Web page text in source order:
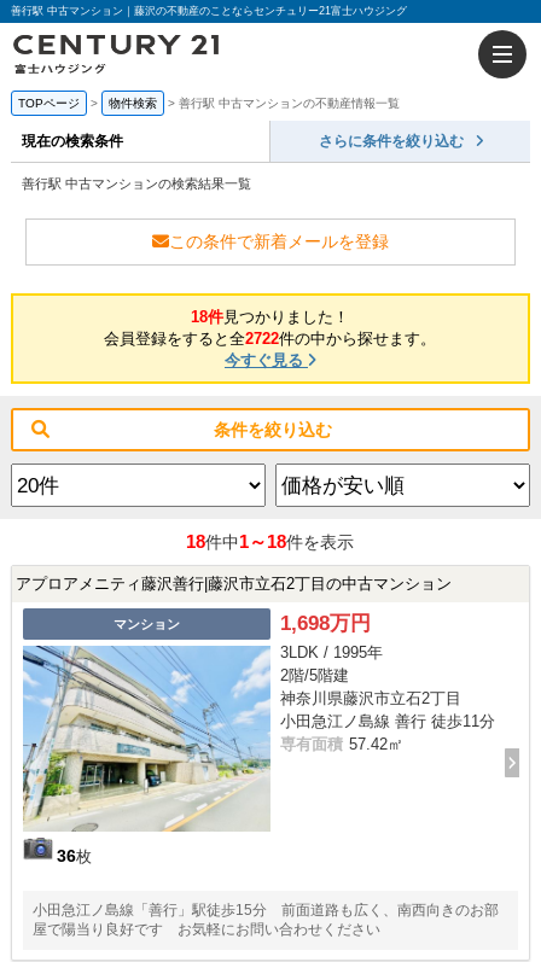
善行駅 中古マンション｜藤沢の不動産のことならセンチュリー21富士ハウジング
TOPページ 物件検索 善行駅 中古マンションの不動産情報一覧
現在の検索条件 さらに条件を絞り込む
善行駅 中古マンションの検索結果一覧
この条件で新着メールを登録
18件見つかりました！
会員登録をすると全2722件の中から探せます。
今すぐ見る
条件を絞り込む
18件中1～18件を表示
アプロアメニティ藤沢善行|藤沢市立石2丁目の中古マンション
マンション
36枚
1,698万円
3LDK / 1995年
2階/5階建
神奈川県藤沢市立石2丁目
小田急江ノ島線 善行 徒歩11分
専有面積 57.42㎡
小田急江ノ島線「善行」駅徒歩15分 前面道路も広く、南西向きのお部
屋で陽当り良好です お気軽にお問い合わせください